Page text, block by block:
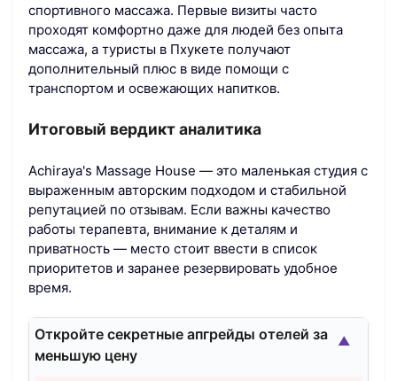
спортивного массажа. Первые визиты часто
проходят комфортно даже для людей без опыта
массажа, а туристы в Пхукете получают
дополнительный плюс в виде помощи с
транспортом и освежающих напитков.
Итоговый вердикт аналитика
Achiraya's Massage House — это маленькая студия с
выраженным авторским подходом и стабильной
репутацией по отзывам. Если важны качество
работы терапевта, внимание к деталям и
приватность — место стоит ввести в список
приоритетов и заранее резервировать удобное
время.
Откройте секретные апгрейды отелей за
меньшую цену
▲